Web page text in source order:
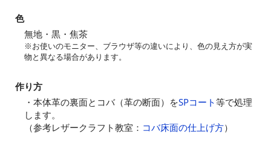
色
無地・黒・焦茶
※お使いのモニター、ブラウザ等の違いにより、色の見え方が実
物と異なる場合があります。
作り方
・本体革の裏面とコバ（革の断面）をSPコート等で処理
します。
（参考レザークラフト教室： コバ床面の仕上げ方）